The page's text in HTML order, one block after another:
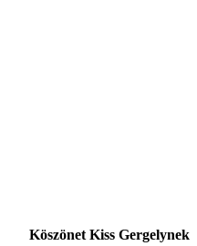
Köszönet Kiss Gergelynek